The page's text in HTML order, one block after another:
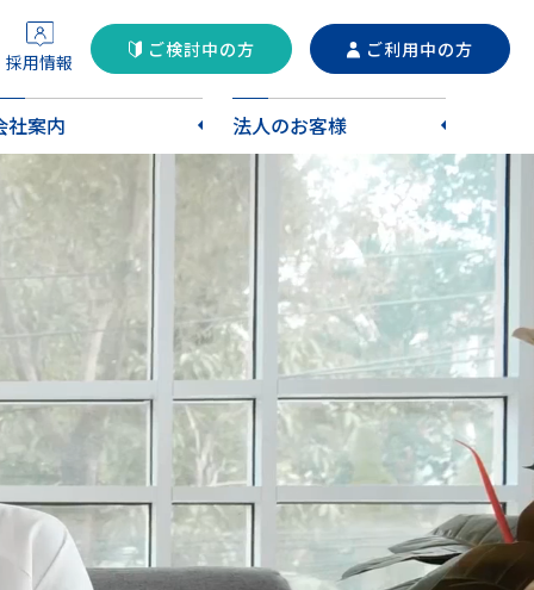
採用情報
ご検討中の方 ご利用中の方
社案内 法人のお客様